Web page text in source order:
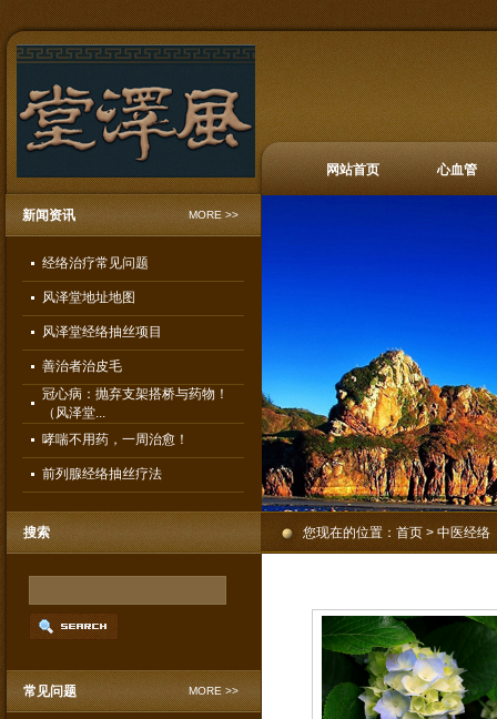
网站首页 心血管
新闻资讯 MORE >>
经络治疗常见问题
风泽堂地址地图
风泽堂经络抽丝项目
善治者治皮毛
冠心病：抛弃支架搭桥与药物！
（风泽堂...
哮喘不用药，一周治愈！
前列腺经络抽丝疗法
搜索
常见问题 MORE >>
您现在的位置：首页> 中医经络